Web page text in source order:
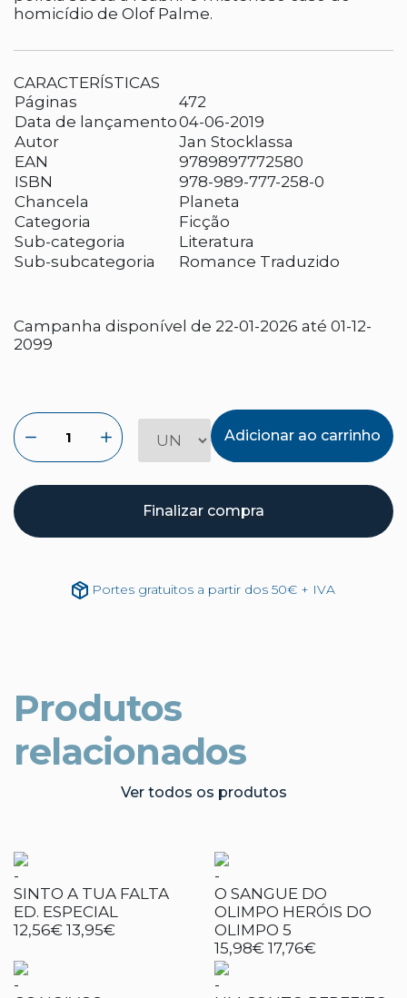
homicídio de Olof Palme.
CARACTERÍSTICAS
Páginas
472
Data de lançamento04-06-2019
Autor
Jan Stocklassa
EAN
9789897772580
ISBN
978-989-777-258-0
Chancela
Planeta
Categoria
Ficção
Sub-categoria
Literatura
Sub-subcategoria
Romance Traduzido
Campanha disponível de 22-01-2026 até 01-12-
2099
Adicionar ao carrinho
Finalizar compra
Portes gratuitos a partir dos 50€ + IVA
Produtos
relacionados
Ver todos os produtos
-
SINTO A TUA FALTA
ED. ESPECIAL
12,56€ 13,95€
-
O SANGUE DO
OLIMPO HERÓIS DO
OLIMPO 5
15,98€ 17,76€
-
-